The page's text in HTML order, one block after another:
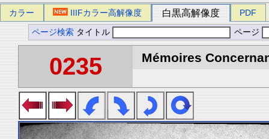
カラー IIIFカラー高解像度 白黒高解像度 PDF
ページ検索 タイトル ページ
0235 Mémoires